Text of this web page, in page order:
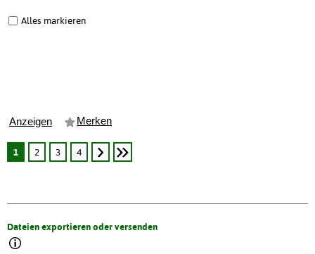
Alles markieren
Anzeigen Merken
1 2 3 4
Dateien exportieren oder versenden